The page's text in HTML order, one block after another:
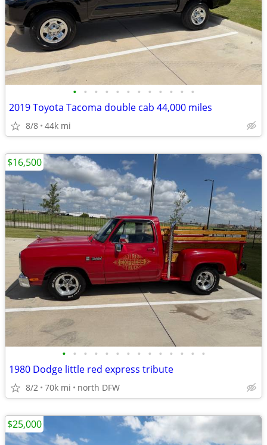
• • • • • • • • • • • •
2019 Toyota Tacoma double cab 44,000 miles
8/8 44k mi
• • • • • • • • • • • • • •
1980 Dodge little red express tribute
8/2 70k mi north DFW
$16,500
$25,000